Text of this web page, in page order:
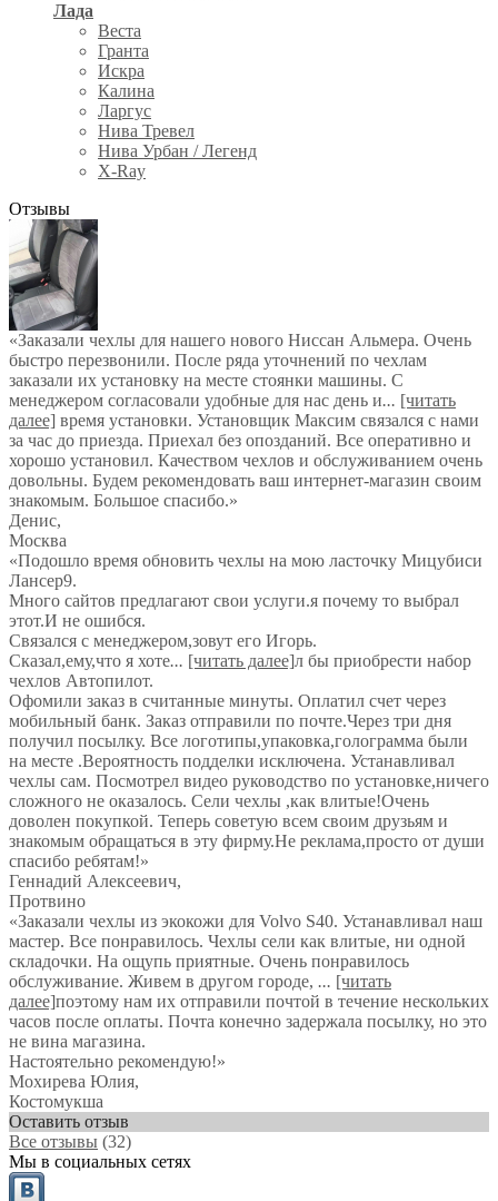
Лада
Веста
Гранта
Искра
Калина
Ларгус
Нива Тревел
Нива Урбан / Легенд
X-Ray
Отзывы
«Заказали чехлы для нашего нового Ниссан Альмера. Очень
быстро перезвонили. После ряда уточнений по чехлам
заказали их установку на месте стоянки машины. С
менеджером согласовали удобные для нас день и... [читать
далее] время установки. Установщик Максим связался с нами
за час до приезда. Приехал без опозданий. Все оперативно и
хорошо установил. Качеством чехлов и обслуживанием очень
довольны. Будем рекомендовать ваш интернет-магазин своим
знакомым. Большое спасибо.»
Денис,
Москва
«Подошло время обновить чехлы на мою ласточку Мицубиси
Лансер9.
Много сайтов предлагают свои услуги.я почему то выбрал
этот.И не ошибся.
Связался с менеджером,зовут его Игорь.
Сказал,ему,что я хоте... [читать далее]л бы приобрести набор
чехлов Автопилот.
Офомили заказ в считанные минуты. Оплатил счет через
мобильный банк. Заказ отправили по почте.Через три дня
получил посылку. Все логотипы,упаковка,голограмма были
на месте .Вероятность подделки исключена. Устанавливал
чехлы сам. Посмотрел видео руководство по установке,ничего
сложного не оказалось. Сели чехлы ,как влитые!Очень
доволен покупкой. Теперь советую всем своим друзьям и
знакомым обращаться в эту фирму.Не реклама,просто от души
спасибо ребятам!»
Геннадий Алексеевич,
Протвино
«Заказали чехлы из экокожи для Volvo S40. Устанавливал наш
мастер. Все понравилось. Чехлы сели как влитые, ни одной
складочки. На ощупь приятные. Очень понравилось
обслуживание. Живем в другом городе, ... [читать
далее]поэтому нам их отправили почтой в течение нескольких
часов после оплаты. Почта конечно задержала посылку, но это
не вина магазина.
Настоятельно рекомендую!»
Мохирева Юлия,
Костомукша
Оставить отзыв
Все отзывы (32)
Мы в социальных сетях